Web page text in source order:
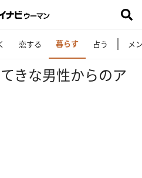
恋する 暮らす 占う メ
きな男性からのア